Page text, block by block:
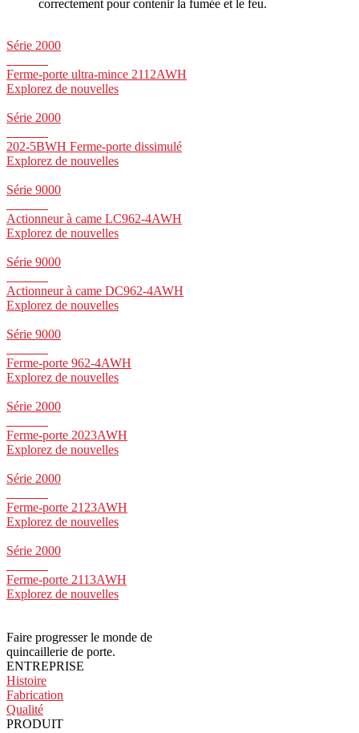
correctement pour contenir la fumée et le feu.
Série 2000
Ferme-porte ultra-mince 2112AWH
Explorez de nouvelles
Série 2000
202-5BWH Ferme-porte dissimulé
Explorez de nouvelles
Série 9000
Actionneur à came LC962-4AWH
Explorez de nouvelles
Série 9000
Actionneur à came DC962-4AWH
Explorez de nouvelles
Série 9000
Ferme-porte 962-4AWH
Explorez de nouvelles
Série 2000
Ferme-porte 2023AWH
Explorez de nouvelles
Série 2000
Ferme-porte 2123AWH
Explorez de nouvelles
Série 2000
Ferme-porte 2113AWH
Explorez de nouvelles
Faire progresser le monde de
quincaillerie de porte.
ENTREPRISE
Histoire
Fabrication
Qualité
PRODUIT